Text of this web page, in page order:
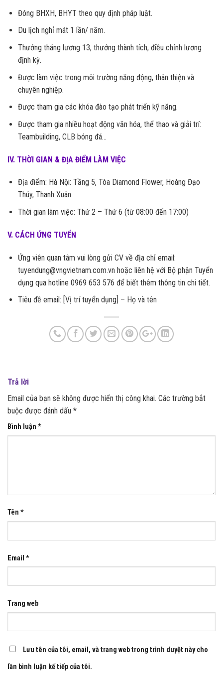
Đóng BHXH, BHYT theo quy định pháp luật.
Du lịch nghỉ mát 1 lần/ năm.
Thưởng tháng lương 13, thưởng thành tích, điều chỉnh lương
định kỳ.
Được làm việc trong môi trường năng động, thân thiện và
chuyên nghiệp.
Được tham gia các khóa đào tạo phát triển kỹ năng.
Được tham gia nhiều hoạt động văn hóa, thể thao và giải trí:
Teambuilding, CLB bóng đá…
IV. THỜI GIAN & ĐỊA ĐIỂM LÀM VIỆC
Địa điểm: Hà Nội: Tầng 5, Tòa Diamond Flower, Hoàng Đạo
Thúy, Thanh Xuân
Thời gian làm việc: Thứ 2 – Thứ 6 (từ 08:00 đến 17:00)
V. CÁCH ỨNG TUYỂN
Ứng viên quan tâm vui lòng gửi CV về địa chỉ email:
tuyendung@vngvietnam.com.vn hoặc liên hệ với Bộ phận Tuyển
dụng qua hotline 0969 653 576 để biết thêm thông tin chi tiết.
Tiêu đề email: [Vị trí tuyển dụng] – Họ và tên
Trả lời
Email của bạn sẽ không được hiển thị công khai. Các trường bắt
buộc được đánh dấu *
Bình luận *
Tên *
Email *
Trang web
Lưu tên của tôi, email, và trang web trong trình duyệt này cho
lần bình luận kế tiếp của tôi.